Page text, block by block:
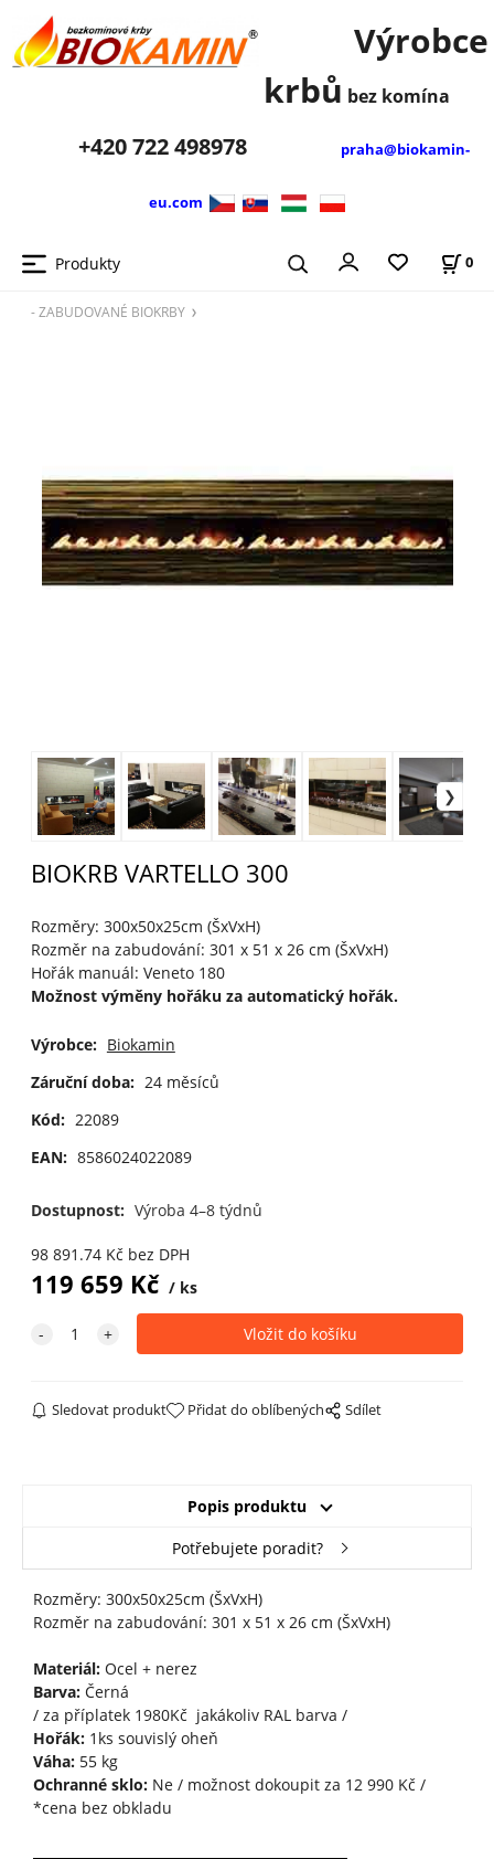
Výrobce
krbů bez komína
+420722 498978 praha@biokamin-
eu.com
Produkty 0
- ZABUDOVANÉ BIOKRBY
BIOKRB VARTELLO 300
Rozměry: 300x50x25cm (ŠxVxH)
Rozměr na zabudování: 301 x 51 x 26 cm (ŠxVxH)
Hořák manuál: Veneto 180
Možnost výměny hořáku za automatický hořák.
Výrobce: Biokamin
Záruční doba: 24 měsíců
Kód: 22089
EAN: 8586024022089
Dostupnost: Výroba 4–8 týdnů
98 891.74Kč bez DPH
119 659 Kč ks
Sledovat produkt Přidat do oblíbených Sdílet
Popis produktu
Potřebujete poradit?
Rozměry: 300x50x25cm (ŠxVxH)
Rozměr na zabudování: 301 x 51 x 26 cm (ŠxVxH)
Materiál:Ocel + nerez
Barva:Černá
/ za příplatek 1980Kč jakákoliv RAL barva /
Hořák:1ks souvislý oheň
Váha:55 kg
Ochranné sklo:Ne / možnost dokoupit za 12 990 Kč /
*cena bez obkladu